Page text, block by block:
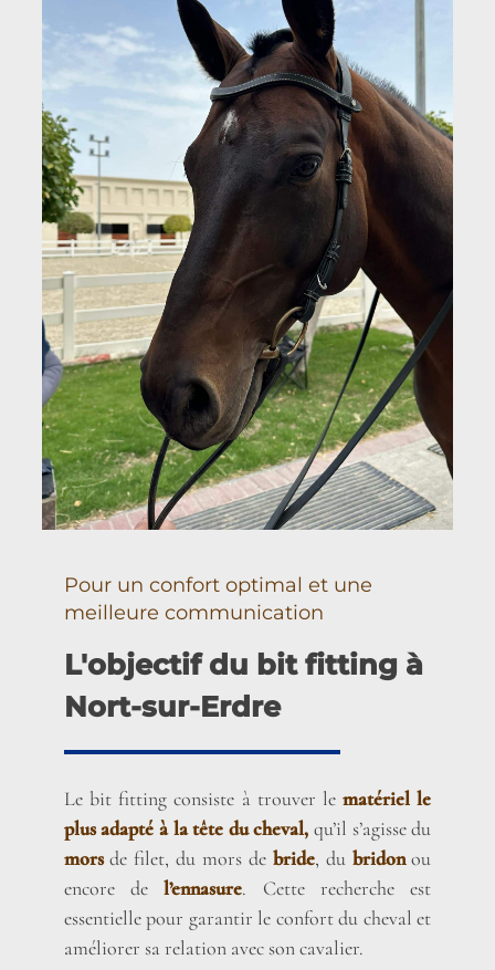
Pour un confort optimal et une
meilleure communication
L'objectif du bit fitting à
Nort-sur-Erdre
Le bit fitting consiste à trouver lematériel le
plus adapté à la tête du cheval, qu’il s’agisse du
morsde filet, du mors de bride, du bridonou
encore del’ennasure. Cette recherche est
essentielle pour garantir le confort du cheval et
améliorer sa relation avec son cavalier.